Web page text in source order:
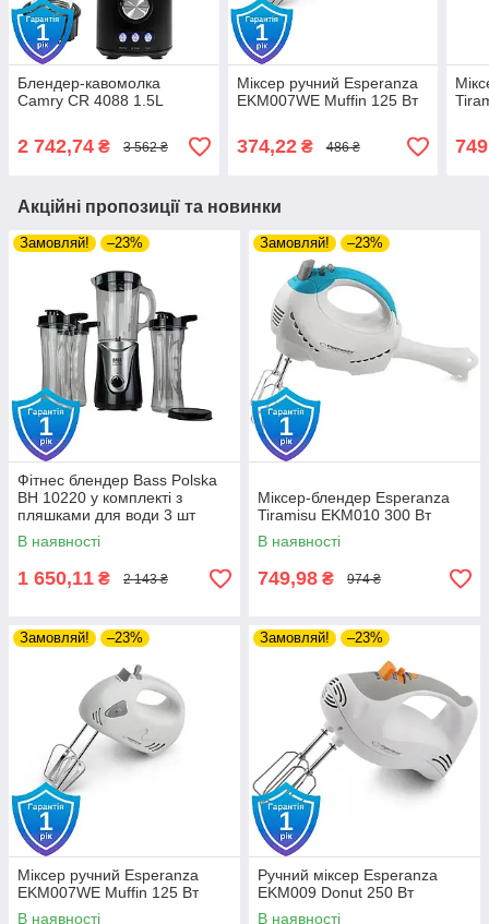
Блендер-кавомолка
Camry CR 4088 1.5L
2 742,74 ₴ 3 562 ₴
Міксер ручний Esperanza
EKM007WE Muffin 125 Вт
374,22₴ 486 ₴
Акційні пропозиції та новинки
Замовляй! –23%
Фітнес блендер Bass Polska
BH 10220 у комплекті з
пляшками для води 3 шт
В наявності
1 650,11 ₴ 2 143 ₴
Замовляй! –23%
Міксер-блендер Esperanza
Tiramisu EKM010 300 Вт
В наявності
749,98 ₴ 974 ₴
Замовляй! –23%
Міксер ручний Esperanza
EKM007WE Muffin 125 Вт
В наявності
Замовляй! –23%
Ручний міксер Esperanza
EKM009 Donut 250 Вт
В наявності